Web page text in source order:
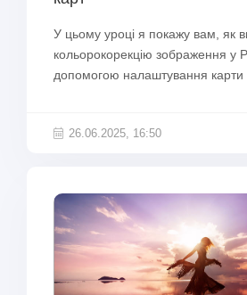
У цьому уроці я покажу вам, як
кольорокорекцію зображення у
допомогою налаштування карти
26.06.2025, 16:50